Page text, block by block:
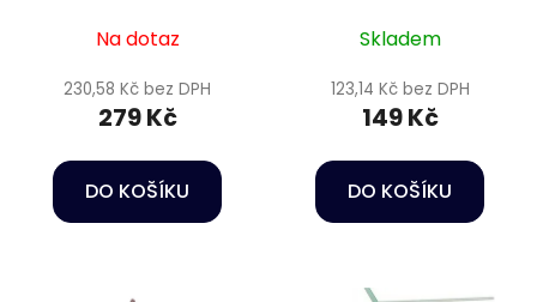
Na dotaz
230,58 Kč bez DPH
279 Kč
DO KOŠÍKU
Skladem
123,14 Kč bez DPH
149 Kč
DO KOŠÍKU